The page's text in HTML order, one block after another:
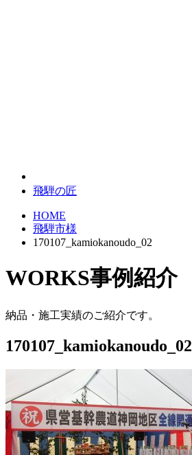
飛騨の匠
HOME
飛騨市様
170107_kamiokanoudo_02
WORKS事例紹介
納品・施工実績のご紹介です。
170107_kamiokanoudo_02